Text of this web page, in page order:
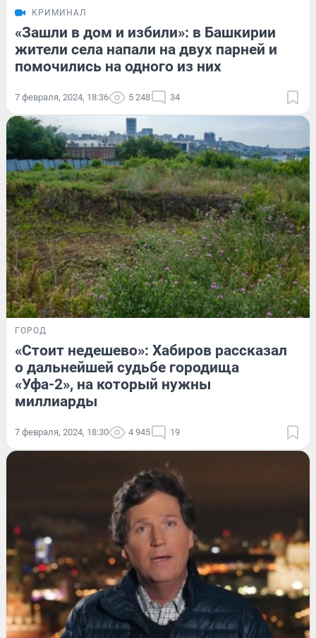
КРИМИНАЛ
«Зашли в дом и избили»: в Башкирии
жители села напали на двух парней и
помочились на одного из них
7 февраля, 2024, 18:36 5 248 34
ГОРОД
«Стоит недешево»: Хабиров рассказал
о дальнейшей судьбе городища
«Уфа-2», на который нужны
миллиарды
7 февраля, 2024, 18:30 4 945 19